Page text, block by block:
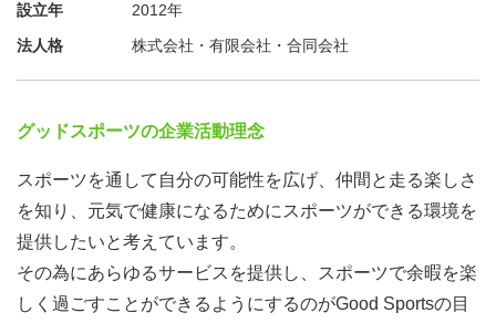
設立年
2012年
法人格
株式会社・有限会社・合同会社
グッドスポーツの企業活動理念
スポーツを通して自分の可能性を広げ、仲間と走る楽しさ
を知り、元気で健康になるためにスポーツができる環境を
提供したいと考えています。
その為にあらゆるサービスを提供し、スポーツで余暇を楽
しく過ごすことができるようにするのがGood Sportsの目